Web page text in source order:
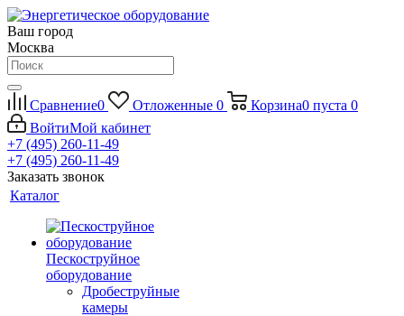
Ваш город
Москва
Сравнение0 Отложенные 0 Корзина0 пуста 0
ВойтиМой кабинет
+7 (495) 260-11-49
+7 (495) 260-11-49
Заказать звонок
Каталог
Пескоструйное
оборудование
Дробеструйные
камеры